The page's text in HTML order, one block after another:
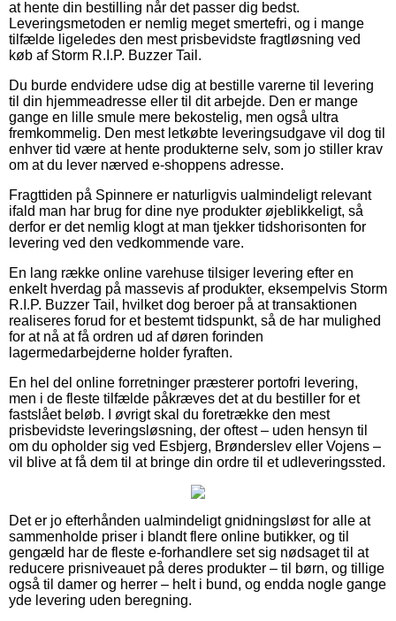
at hente din bestilling når det passer dig bedst.
Leveringsmetoden er nemlig meget smertefri, og i mange
tilfælde ligeledes den mest prisbevidste fragtløsning ved
køb af Storm R.I.P. Buzzer Tail.
Du burde endvidere udse dig at bestille varerne til levering
til din hjemmeadresse eller til dit arbejde. Den er mange
gange en lille smule mere bekostelig, men også ultra
fremkommelig. Den mest letkøbte leveringsudgave vil dog til
enhver tid være at hente produkterne selv, som jo stiller krav
om at du lever nærved e-shoppens adresse.
Fragttiden på Spinnere er naturligvis ualmindeligt relevant
ifald man har brug for dine nye produkter øjeblikkeligt, så
derfor er det nemlig klogt at man tjekker tidshorisonten for
levering ved den vedkommende vare.
En lang række online varehuse tilsiger levering efter en
enkelt hverdag på massevis af produkter, eksempelvis Storm
R.I.P. Buzzer Tail, hvilket dog beroer på at transaktionen
realiseres forud for et bestemt tidspunkt, så de har mulighed
for at nå at få ordren ud af døren forinden
lagermedarbejderne holder fyraften.
En hel del online forretninger præsterer portofri levering,
men i de fleste tilfælde påkræves det at du bestiller for et
fastslået beløb. I øvrigt skal du foretrække den mest
prisbevidste leveringsløsning, der oftest – uden hensyn til
om du opholder sig ved Esbjerg, Brønderslev eller Vojens –
vil blive at få dem til at bringe din ordre til et udleveringssted.
Det er jo efterhånden ualmindeligt gnidningsløst for alle at
sammenholde priser i blandt flere online butikker, og til
gengæld har de fleste e-forhandlere set sig nødsaget til at
reducere prisniveauet på deres produkter – til børn, og tillige
også til damer og herrer – helt i bund, og endda nogle gange
yde levering uden beregning.